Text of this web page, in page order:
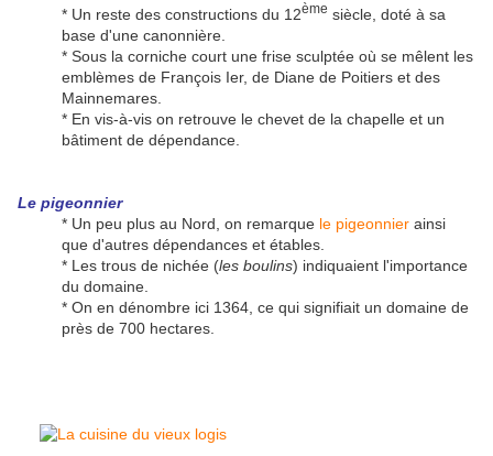
* Un reste des constructions du 12ème siècle, doté à sa
base d'une canonnière.
* Sous la corniche court une frise sculptée où se mêlent les
emblèmes de François Ier, de Diane de Poitiers et des
Mainnemares.
* En vis-à-vis on retrouve le chevet de la chapelle et un
bâtiment de dépendance.
Le pigeonnier
* Un peu plus au Nord, on remarque le pigeonnier ainsi
que d'autres dépendances et étables.
* Les trous de nichée (les boulins) indiquaient l'importance
du domaine.
* On en dénombre ici 1364, ce qui signifiait un domaine de
près de 700 hectares.